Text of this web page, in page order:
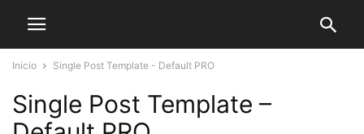
Inicio Single Post Template - Default PRO
Single Post Template –